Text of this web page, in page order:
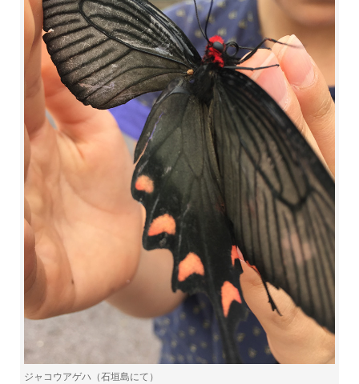
ジャコウアゲハ（石垣島にて）